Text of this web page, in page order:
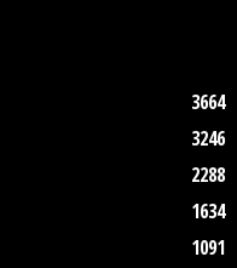
3664
3246
2288
1634
1091